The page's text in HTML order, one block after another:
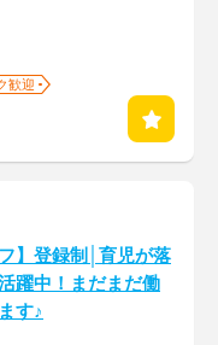
歓迎
】登録制│育児が落
躍中！まだまだ働
す♪